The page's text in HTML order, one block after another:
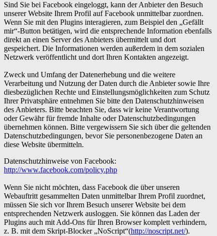
Sind Sie bei Facebook eingeloggt, kann der Anbieter den Besuch
unserer Website Ihrem Profil auf Facebook unmittelbar zuordnen.
Wenn Sie mit den Plugins interagieren, zum Beispiel den „Gefällt
mir“-Button betätigen, wird die entsprechende Information ebenfalls
direkt an einen Server des Anbieters übermittelt und dort
gespeichert. Die Informationen werden außerdem in dem sozialen
Netzwerk veröffentlicht und dort Ihren Kontakten angezeigt.
Zweck und Umfang der Datenerhebung und die weitere
Verarbeitung und Nutzung der Daten durch die Anbieter sowie Ihre
diesbezüglichen Rechte und Einstellungsmöglichkeiten zum Schutz
Ihrer Privatsphäre entnehmen Sie bitte den Datenschutzhinweisen
des Anbieters. Bitte beachten Sie, dass wir keine Verantwortung
oder Gewähr für fremde Inhalte oder Datenschutzbedingungen
übernehmen können. Bitte vergewissern Sie sich über die geltenden
Datenschutzbedingungen, bevor Sie personenbezogene Daten an
diese Website übermitteln.
Datenschutzhinweise von Facebook:
http://www.facebook.com/policy.php
Wenn Sie nicht möchten, dass Facebook die über unseren
Webauftritt gesammelten Daten unmittelbar Ihrem Profil zuordnet,
müssen Sie sich vor Ihrem Besuch unserer Website bei dem
entsprechenden Netzwerk ausloggen. Sie können das Laden der
Plugins auch mit Add-Ons für Ihren Browser komplett verhindern,
z. B. mit dem Skript-Blocker „NoScript“(http://noscript.net/).